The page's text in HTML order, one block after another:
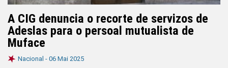
A CIG denuncia o recorte de servizos de
Adeslas para o persoal mutualista de
Muface
Nacional - 06 Mai 2025